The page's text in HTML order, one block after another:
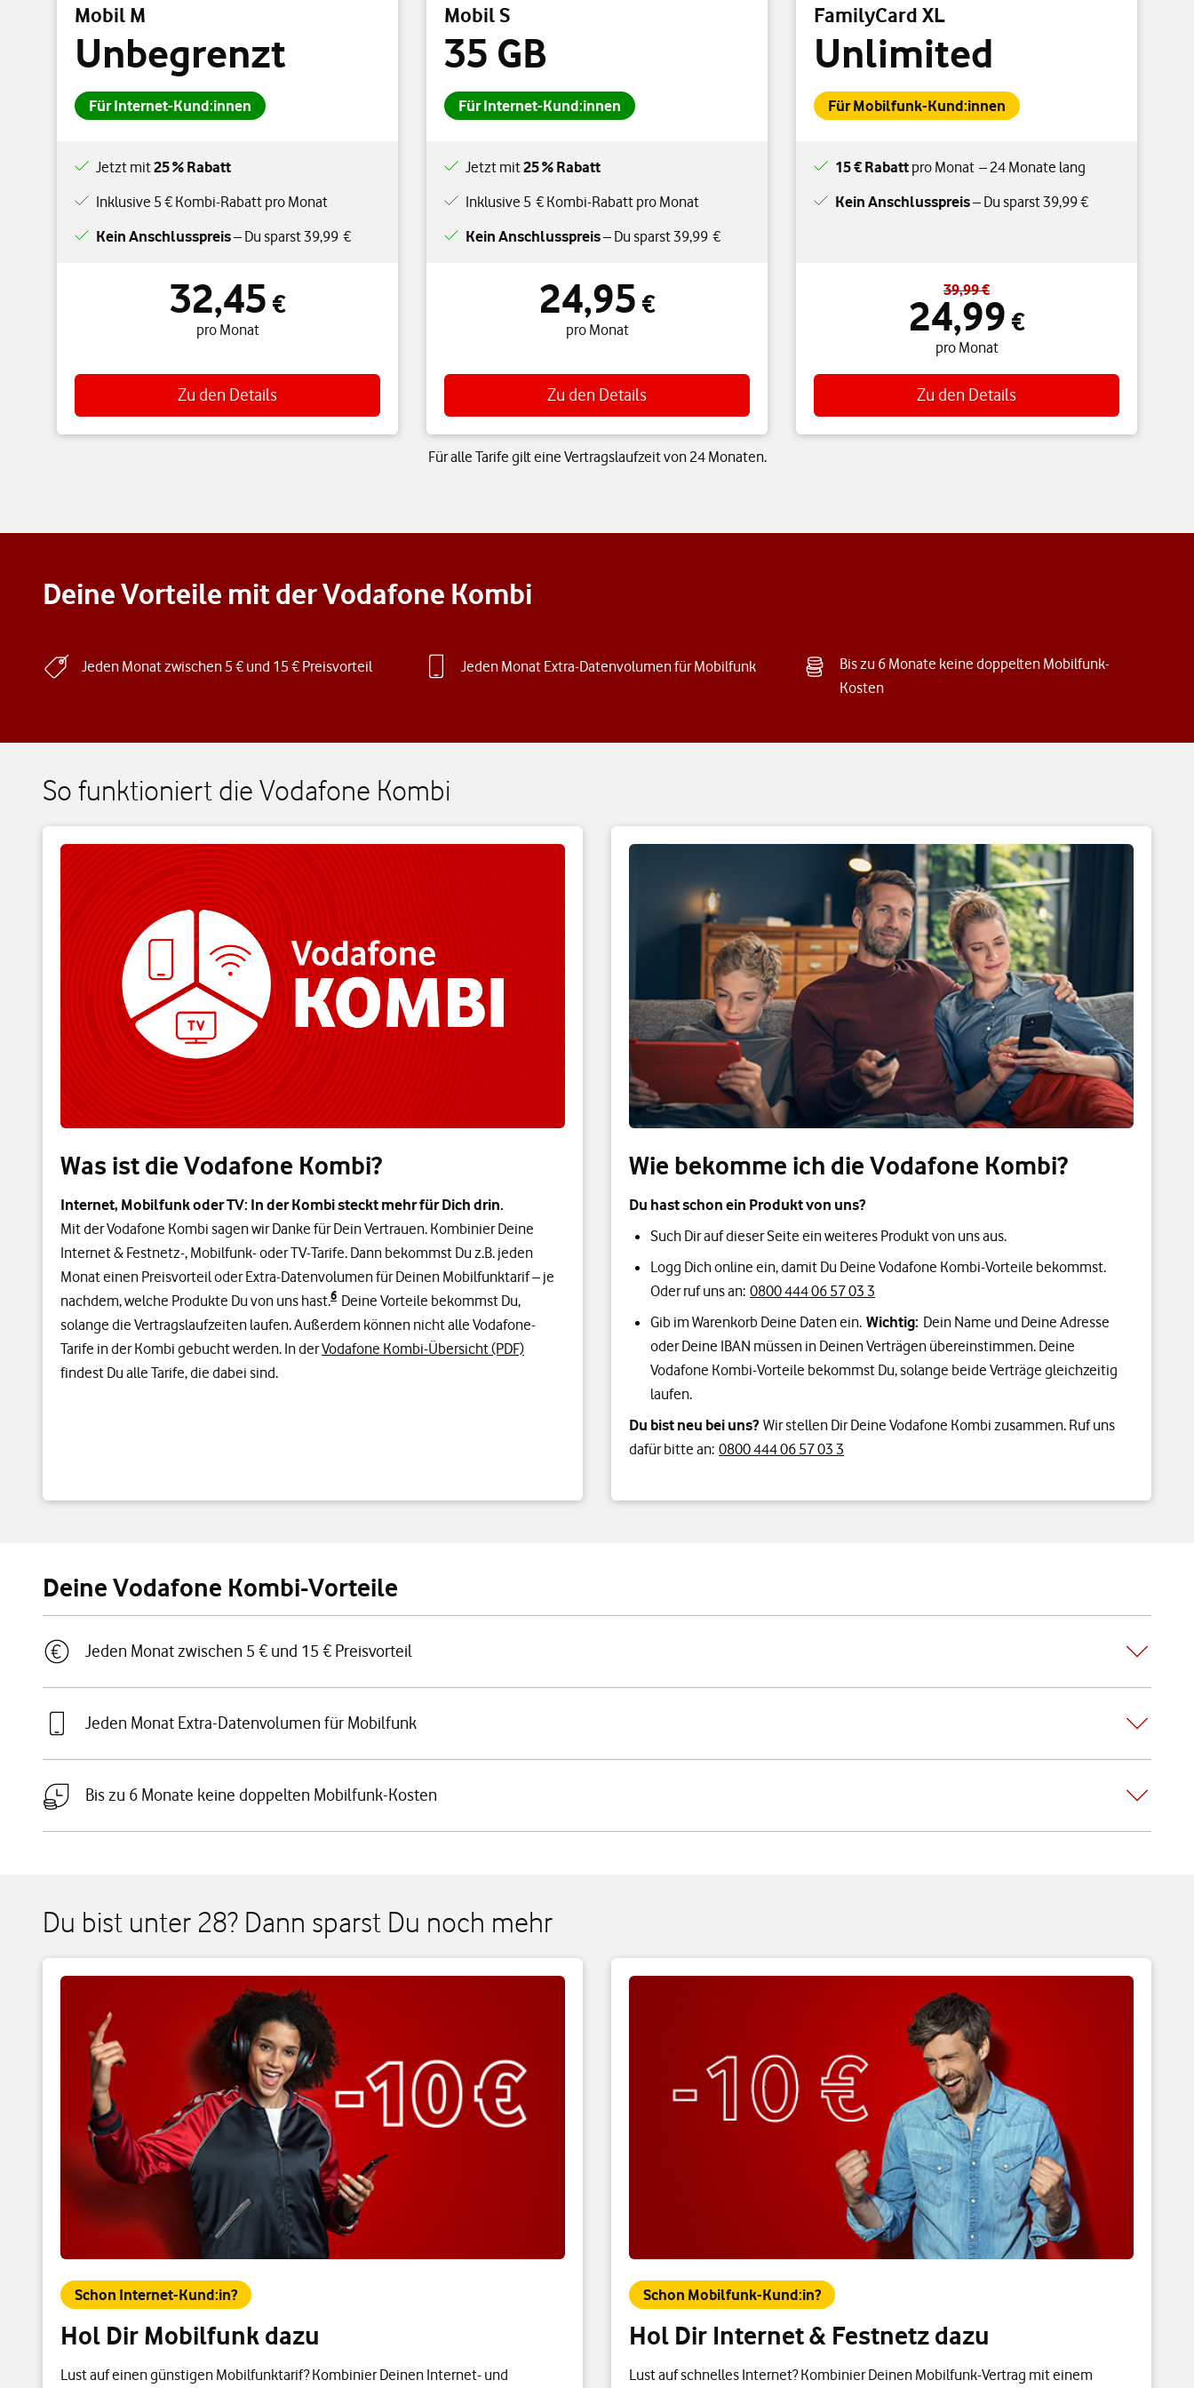
Mobil M
Unbegrenzt
Für Internet-Kund:innen
Jetzt mit25 % Rabatt
Inklusive 5 € Kombi-Rabatt pro Monat
Kein Anschlusspreis– Du sparst 39,99 €
32,45 € pro Monat32,45 €
pro Monat
Zu den Details
Mobil S
35 GB
Für Internet-Kund:innen
Jetzt mit25 % Rabatt
Inklusive 5 € Kombi-Rabatt pro Monat
Kein Anschlusspreis– Du sparst 39,99 €
24,95 € pro Monat24,95 €
pro Monat
Zu den Details
FamilyCard XL
Unlimited
Für Mobilfunk-Kund:innen
15 € Rabatt pro Monat – 24 Monate lang
Kein Anschlusspreis– Du sparst 39,99 €
Standardpreis 39,99 € – Angebotspreis 24,99 € pro Monat
39,99 €
24,99 €
pro Monat
Zu den Details
Für alle Tarife gilt eine Vertragslaufzeit von 24 Monaten.
Deine Vorteile mit der Vodafone Kombi
Jeden Monat zwischen 5 € und 15 € Preisvorteil Jeden Monat Extra-Datenvolumen für Mobilfunk
Bis zu 6 Monate keine doppelten Mobilfunk-
Kosten
So funktioniert die Vodafone Kombi
Was ist die Vodafone Kombi?
Internet, Mobilfunk oder TV: In der Kombi steckt mehr für Dich drin.
Mit der Vodafone Kombi sagen wir Danke für Dein Vertrauen. Kombinier Deine
Internet & Festnetz-, Mobilfunk- oder TV-Tarife. Dann bekommst Du z.B. jeden
Monat einen Preisvorteil oder Extra-Datenvolumen für Deinen Mobilfunktarif – je
nachdem, welche Produkte Du von uns hast.6 Deine Vorteile bekommst Du,
solange die Vertragslaufzeiten laufen. Außerdem können nicht alle Vodafone-
Tarife in der Kombi gebucht werden. In derVodafone Kombi-Übersicht (PDF)
findest Du alle Tarife, die dabei sind.
Wie bekomme ich die Vodafone Kombi?
Du hast schon ein Produkt von uns?
Such Dir auf dieser Seite ein weiteres Produkt von uns aus.
Logg Dich online ein, damit Du Deine Vodafone Kombi-Vorteile bekommst.
Oder ruf uns an: 0800 444 06 57 03 3
Gib im Warenkorb Deine Daten ein. Wichtig: Dein Name und Deine Adresse
oder Deine IBAN müssen in Deinen Verträgen übereinstimmen. Deine
Vodafone Kombi-Vorteile bekommst Du, solange beide Verträge gleichzeitig
laufen.
Du bist neu bei uns? Wir stellen Dir Deine Vodafone Kombi zusammen. Ruf uns
dafür bitte an: 0800 444 06 57 03 3
Deine Vodafone Kombi-Vorteile
Jeden Monat zwischen 5 € und 15 € Preisvorteil
Jeden Monat Extra-Datenvolumen für Mobilfunk
Bis zu 6 Monate keine doppelten Mobilfunk-Kosten
Du bist unter 28? Dann sparst Du noch mehr
Schon Internet-Kund:in?
Hol Dir Mobilfunk dazu
Lust auf einen günstigen Mobilfunktarif? Kombinier Deinen Internet- und
Schon Mobilfunk-Kund:in?
Hol Dir Internet & Festnetz dazu
Lust auf schnelles Internet? Kombinier Deinen Mobilfunk-Vertrag mit einem